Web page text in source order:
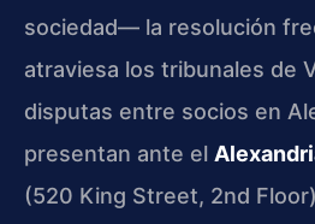
sociedad— la resolución
atraviesa los tribunales de
disputas entre socios en
presentan ante el
(520 King Street, 2nd